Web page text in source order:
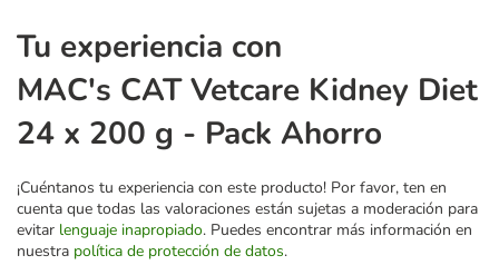
Tu experiencia con
MAC's CAT Vetcare Kidney Diet
24 x 200 g - Pack Ahorro
¡Cuéntanos tu experiencia con este producto! Por favor, ten en
cuenta que todas las valoraciones están sujetas a moderación para
evitar lenguaje inapropiado. Puedes encontrar más información en
nuestra política de protección de datos.